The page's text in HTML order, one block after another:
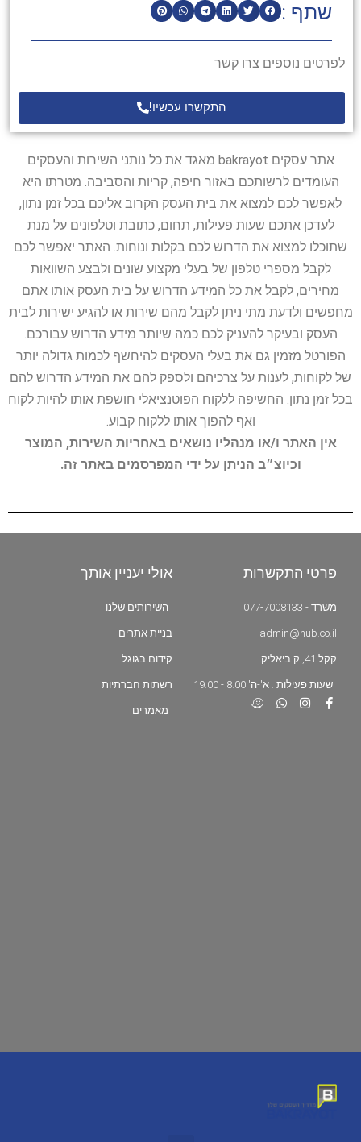
שתף :
לפרטים נוספים צרו קשר
התקשרו עכשיו!
אתר עסקים bakrayot מאגד את כל נותני השירות והעסקים
העומדים לרשותכם באזור חיפה, קריות והסביבה. מטרתו היא
לאפשר לכם למצוא את בית העסק הקרוב אליכם בכל זמן נתון,
לעדכן אתכם שעות פעילות, תחום, כתובת וטלפונים על מנת
שתוכלו למצוא את הדרוש לכם בקלות ונוחות. האתר יאפשר לכם
לקבל מספרי טלפון של בעלי מקצוע שונים ולבצע השוואות
מחירים, לקבל את כל המידע הדרוש על בית העסק אותו אתם
מחפשים ולדעת מתי ניתן לקבל מהם שירות או להגיע ישירות לבית
העסק ובעיקר להעניק לכם כמה שיותר מידע הדרוש עבורכם.
הפורטל מזמין גם את בעלי העסקים להיחשף לכמות גדולה יותר
של לקוחות, לענות על צרכיהם ולספק להם את המידע הדרוש להם
בכל זמן נתון. החשיפה ללקוח הפוטנציאלי חושפת אותו להיות לקוח
ואף להפוך אותו ללקוח קבוע.
אין האתר ו/או מנהליו נושאים באחריות השירות, המוצר
וכיוצ״ב הניתן על ידי המפרסמים באתר זה.
פרטי התקשרות
משרד - 077-7008133
admin@hub.co.il
קקל 41, ק.ביאליק
שעות פעילות : א'-ה' 8:00 - 19:00
אולי יעניין אותך
השירותים שלנו
בניית אתרים
קידום בגוגל
רשתות חברתיות
מאמרים